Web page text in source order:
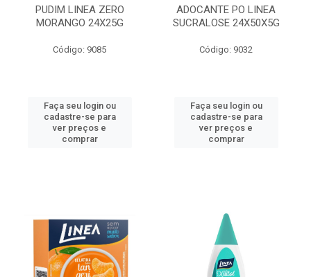
PUDIM LINEA ZERO
MORANGO 24X25G
Código: 9085
Faça seu login ou
cadastre-se para
ver preços e
comprar
ADOCANTE PO LINEA
SUCRALOSE 24X50X5G
Código: 9032
Faça seu login ou
cadastre-se para
ver preços e
comprar